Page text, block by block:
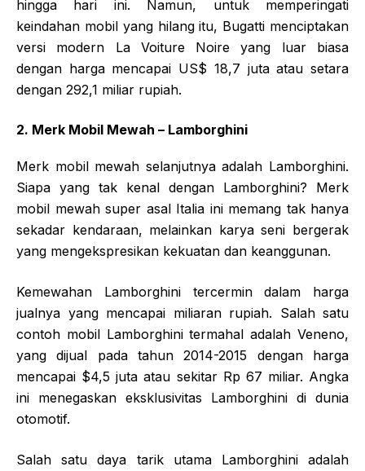
hingga hari ini. Namun, untuk memperingati
keindahan mobil yang hilang itu, Bugatti menciptakan
versi modern La Voiture Noire yang luar biasa
dengan harga mencapai US$ 18,7 juta atau setara
dengan 292,1 miliar rupiah.
2. Merk Mobil Mewah – Lamborghini
Merk mobil mewah selanjutnya adalah Lamborghini.
Siapa yang tak kenal dengan Lamborghini? Merk
mobil mewah super asal Italia ini memang tak hanya
sekadar kendaraan, melainkan karya seni bergerak
yang mengekspresikan kekuatan dan keanggunan.
Kemewahan Lamborghini tercermin dalam harga
jualnya yang mencapai miliaran rupiah. Salah satu
contoh mobil Lamborghini termahal adalah Veneno,
yang dijual pada tahun 2014-2015 dengan harga
mencapai $4,5 juta atau sekitar Rp 67 miliar. Angka
ini menegaskan eksklusivitas Lamborghini di dunia
otomotif.
Salah satu daya tarik utama Lamborghini adalah